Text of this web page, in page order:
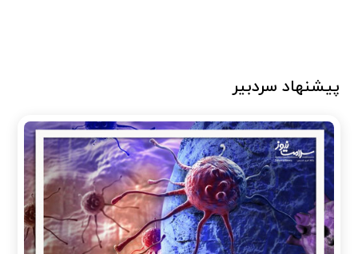
پیشنهاد سردبیر